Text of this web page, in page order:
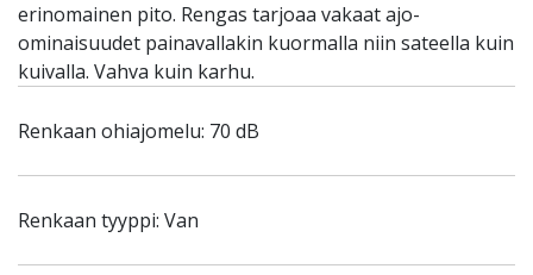
erinomainen pito. Rengas tarjoaa vakaat ajo-
ominaisuudet painavallakin kuormalla niin sateella kuin
kuivalla. Vahva kuin karhu.
Renkaan ohiajomelu: 70 dB
Renkaan tyyppi: Van